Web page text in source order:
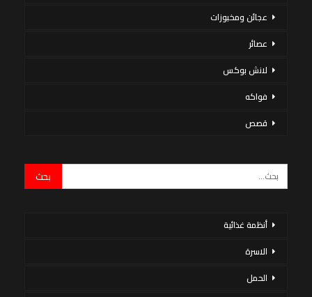
عجائن ومخبوزات
عصائر
لانش بوكس
فواكه
قصص
أنظمة غذائية
الاسرة
الحمل